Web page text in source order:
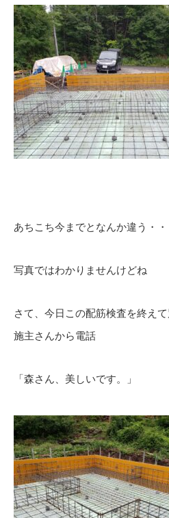
あちこち今までとなんか違う・・
写真ではわかりませんけどね
さて、今日この配筋検査を終え
施主さんから電話
「森さん、美しいです。」